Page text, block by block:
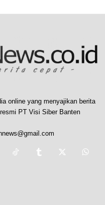
online yang menyajikan berita
PT Visi Siber Banten